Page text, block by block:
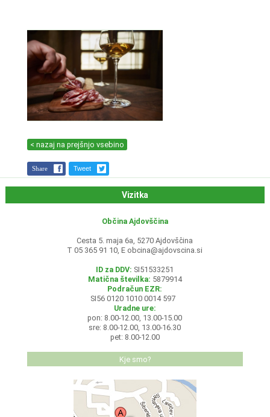
< nazaj na prejšnjo vsebino
Share Tweet
Vizitka
Občina Ajdovščina
Cesta 5. maja 6a, 5270 Ajdovščina
T 05 365 91 10, E obcina@ajdovscina.si
ID za DDV: SI51533251
Matična številka: 5879914
Podračun EZR:
SI56 0120 1010 0014 597
Uradne ure:
pon: 8.00-12.00, 13.00-15.00
sre: 8.00-12.00, 13.00-16.30
pet: 8.00-12.00
Kje smo?